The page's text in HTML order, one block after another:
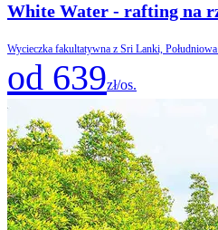
White Water - rafting na
Wycieczka fakultatywna z Sri Lanki,
od 639zł/os.